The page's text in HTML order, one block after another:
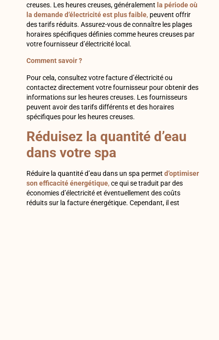
creuses. Les heures creuses, généralement la période où
la demande d’électricité est plus faible, peuvent offrir
des tarifs réduits. Assurez-vous de connaître les plages
horaires spécifiques définies comme heures creuses par
votre fournisseur d’électricité local.
Comment savoir ?
Pour cela, consultez votre facture d’électricité ou
contactez directement votre fournisseur pour obtenir des
informations sur les heures creuses. Les fournisseurs
peuvent avoir des tarifs différents et des horaires
spécifiques pour les heures creuses.
Réduisez la quantité d’eau
dans votre spa
Réduire la quantité d’eau dans un spa permet d’optimiser
son efficacité énergétique, ce qui se traduit par des
économies d’électricité et éventuellement des coûts
réduits sur la facture énergétique. Cependant, il est